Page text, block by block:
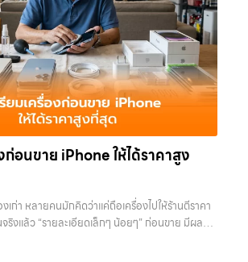
ทรา, บางนา, บางพลี, เกษตรนวมินทร์, เสนานิคม,
าคุณจะค้นหาคำว่า “รับซื้อมือถือใกล้ฉัน”, “รับซื้อ
“ขาย iPad ได้ราคา”, “รับซื้อแท็บเล็ต กรุงเทพ
มือสอง ราคาสูง” — ที่นี่คือคำตอบ เพราะ
ห้คุณได้รับราคาและความสะดวกสบายที่เหนือกว่า
ริการที่คุณไว้วางใจ พร้อมทีมงานที่พร้อมอำนวย
ตรวจสภาพอย่างมืออาชีพ และจ่ายเงินทันที
ยอุปกรณ์ของคุณเป็นเรื่องง่ายขึ้น ดีกว่า รวดเร็วกว่า
เลือกเรา ผู้เชี่ยวชาญด้านการให้บริการ รับซื้อมือถือ
แพด แท็บเล็ตทุกยี่ห้อ ในราคาสูง พร้อมจ่ายเงิน
นที่ ลาดพร้าว, รัชดา, บางรัก, แจ้งวัฒนะ, บางแค,
วมถึง บางนา, บางพลี, เกษตรนวมินทร์, เสนานิคม,
ร รับซื้อโทรศัพท์, รับซื้อแมคบุค, รับซื้อโน๊ตบุ๊ค, รับ
อื่นๆ เกี่ยวกับสินค้าไอที กรุงเทพฯ…
อ ให้ราคาสูง พร้อมจ่ายเงินทันที ครอบคลุมพื้นที่
รัก, แจ้งวัฒนะ, บางแค, วัชรพล, รามอินทรา และเขต
น” ที่สุด ในยุคที่สมาร์ทโฟน แท็บเล็ต และอุปกรณ์ไอที
ทุกช่วงเวลา อุปกรณ์ที่คุณใช้แล้วอาจกลายเป็นของ
ว็บไซต์ของเราจึงเกิดขึ้นเพื่อเป็นทางเลือกให้คุณ
ไม่ใช้แล้วให้กลายเป็นเงินสดได้ทันที ด้วยบริการ รับ
ด, รับซื้อมือถือ, รับซื้อโทรศัพท์, รับซื้อโน๊ตบุ๊ค, รับซื้อ
ทีกรุงเทพมหานคร อย่างครบวงจร ไม่ว่าคุณจะอยู่
อง เรามีทีมงานพร้อมให้บริการถึงที่ในพื้นที่ “ใกล้
รวดเร็วที่สุด ที่ “รับซื้อขายมือถือ.com” เราเข้าใจดี
แค่เครื่องใช้ไฟฟ้า แต่เป็นทรัพย์สินที่มีมูลค่า คุณอาจ
องการเงินด่วน เราจึงมอบบริการประเมินสภาพ
ามยุ่งยากทั้งหลาย โดยเน้น โปร่งใส มั่นใจได้ และ
ก่อนขาย iPhone ให้ได้ราคาสูง
เก่า หลายคนมักคิดว่าแค่ถือเครื่องไปให้ร้านตีราคา
ริงแล้ว “รายละเอียดเล็กๆ น้อยๆ” ก่อนขาย มีผลต่อ